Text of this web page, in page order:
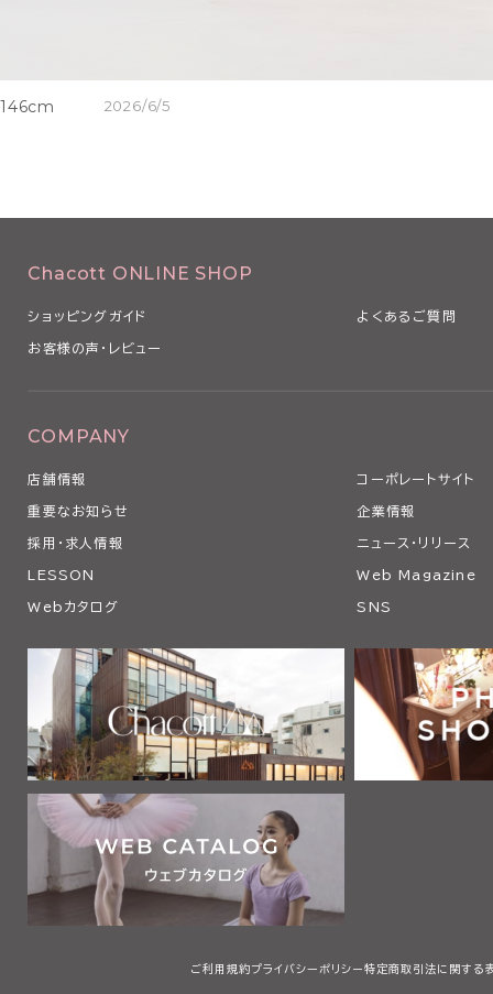
146cm 2026/6/5
Chacott ONLINE SHOP
ショッピングガイド よくあるご質問
お客様の声・レビュー
COMPANY
店舗情報 コーポレートサイト
重要なお知らせ 企業情報
採用・求人情報 ニュース・リリース
LESSON Web Magazine
Webカタログ SNS
ご利用規約プライバシーポリシー 特定商取引法に関する